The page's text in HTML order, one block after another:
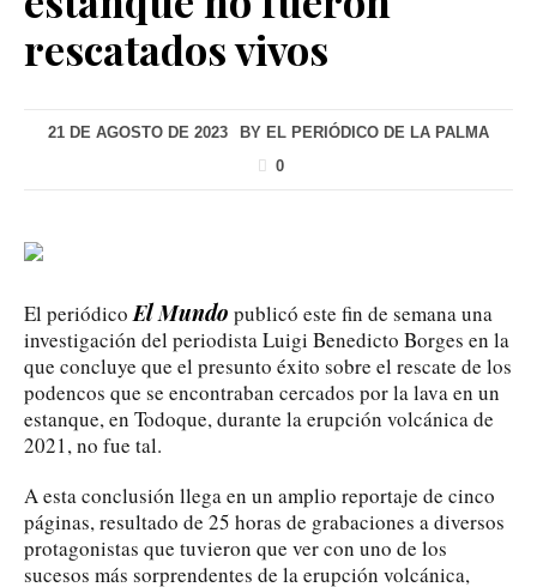
rescatados vivos
21 DE AGOSTO DE 2023 BY EL PERIÓDICO DE LA PALMA
0
El periódico El Mundo publicó este fin de semana una
investigación del periodista Luigi Benedicto Borges en la
que concluye que el presunto éxito sobre el rescate de los
podencos que se encontraban cercados por la lava en un
estanque, en Todoque, durante la erupción volcánica de
2021, no fue tal.
A esta conclusión llega en un amplio reportaje de cinco
páginas, resultado de 25 horas de grabaciones a diversos
protagonistas que tuvieron que ver con uno de los
sucesos más sorprendentes de la erupción volcánica,